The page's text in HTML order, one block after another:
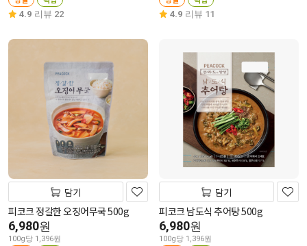
4.9 리뷰 22 4.9 리뷰 11
담기
피코크 정갈한 오징어무국 500g
6,980원
100g당 1,396원
담기
피코크 남도식 추어탕 500g
6,980원
100g당 1,396원